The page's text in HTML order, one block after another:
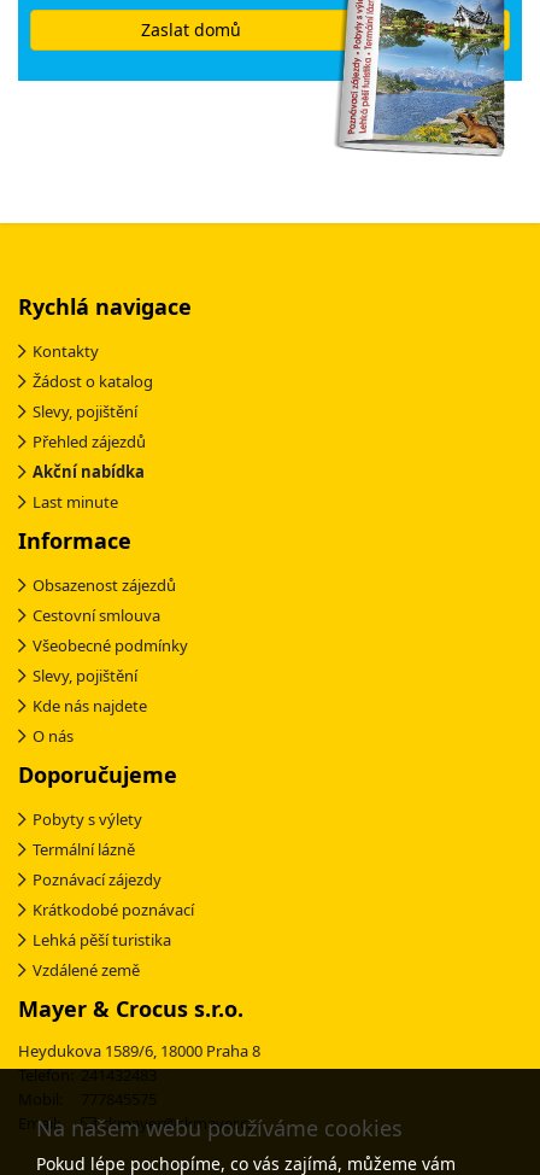
Zaslat domů
Rychlá navigace
Kontakty
Žádost o katalog
Slevy, pojištění
Přehled zájezdů
Akční nabídka
Last minute
Informace
Obsazenost zájezdů
Cestovní smlouva
Všeobecné podmínky
Slevy, pojištění
Kde nás najdete
O nás
Doporučujeme
Pobyty s výlety
Termální lázně
Poznávací zájezdy
Krátkodobé poznávací
Lehká pěší turistika
Vzdálené země
Mayer & Crocus s.r.o.
Heydukova 1589/6, 18000 Praha 8
Telefon: 241432483
Email:
ckmayer@ckmayer.cz
Na našem webu používáme cookies
Pokud lépe pochopíme, co vás zajímá, můžeme vám